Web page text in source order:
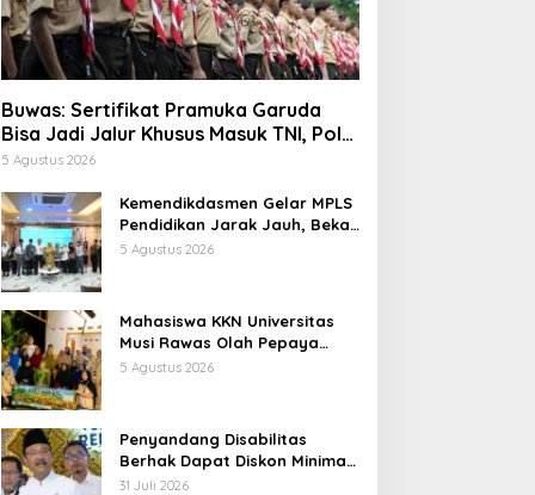
Buwas: Sertifikat Pramuka Garuda
Bisa Jadi Jalur Khusus Masuk TNI, Polri,
dan Perguruan Tinggi
5 Agustus 2026
Kemendikdasmen Gelar MPLS
Pendidikan Jarak Jauh, Bekali
Murid Bangun Kemandirian
5 Agustus 2026
Mahasiswa KKN Universitas
Musi Rawas Olah Pepaya
Menjadi Produk Bernilai Jual
5 Agustus 2026
Penyandang Disabilitas
Berhak Dapat Diskon Minimal
20 Persen untuk Biaya
31 Juli 2026